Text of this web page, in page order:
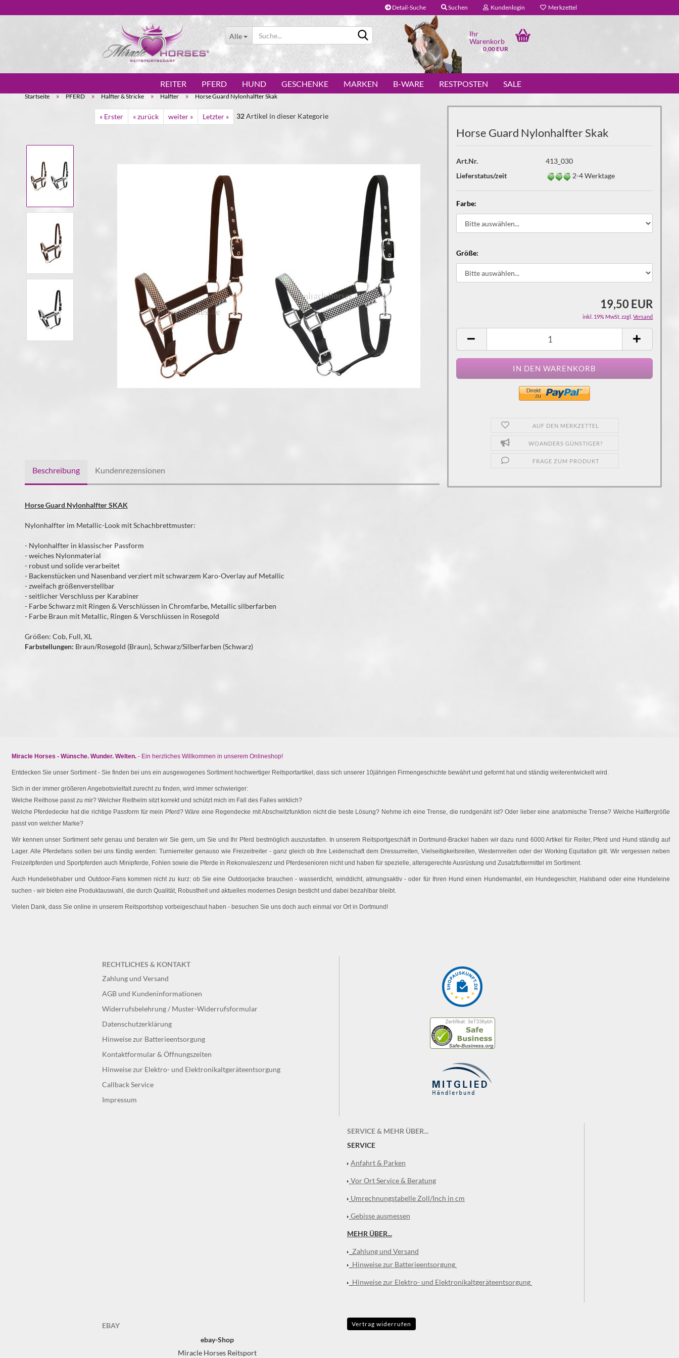
Detail-Suche Suchen Kundenlogin
Passwort vergessen?
Merkzettel
Alle
Ihr
Warenkorb
0,00 EUR
REITER PFERD HUND GESCHENKE MARKEN B-WARE RESTPOSTEN SALE
Startseite » PFERD » Halfter & Stricke » Halfter » Horse Guard Nylonhalfter Skak
« Erster « zurück weiter » Letzter » 32Artikel in dieser Kategorie
Horse Guard Nylonhalfter Skak
Art.Nr.
413_030
Lieferstatus/zeit
2-4 Werktage
Farbe:
Größe:
19,50 EUR
inkl. 19% MwSt. zzgl.Versand
AUF DEN MERKZETTEL
WOANDERS GÜNSTIGER?
FRAGE ZUM PRODUKT
Beschreibung Kundenrezensionen
Horse Guard Nylonhalfter SKAK
Nylonhalfter im Metallic-Look mit Schachbrettmuster:
- Nylonhalfter in klassischer Passform
- weiches Nylonmaterial
- robust und solide verarbeitet
- Backenstücken und Nasenband verziert mit schwarzem Karo-Overlay auf Metallic
- zweifach größenverstellbar
- seitlicher Verschluss per Karabiner
- Farbe Schwarz mit Ringen & Verschlüssen in Chromfarbe, Metallic silberfarben
- Farbe Braun mit Metallic, Ringen & Verschlüssen in Rosegold
Größen: Cob, Full, XL
Farbstellungen: Braun/Rosegold (Braun), Schwarz/Silberfarben (Schwarz)
Miracle Horses - Wünsche. Wunder. Welten. - Ein herzliches Willkommen in unserem Onlineshop!
Entdecken Sie unser Sortiment - Sie finden bei uns ein ausgewogenes Sortiment hochwertiger Reitsportartikel, dass sich unserer 10jährigen Firmengeschichte bewährt und geformt hat und ständig weiterentwickelt wird.
Sich in der immer größeren Angebotsvielfalt zurecht zu finden, wird immer schwieriger:
Welche Reithose passt zu mir? Welcher Reithelm sitzt korrekt und schützt mich im Fall des Falles wirklich?
Welche Pferdedecke hat die richtige Passform für mein Pferd? Wäre eine Regendecke mit Abschwitzfunktion nicht die beste Lösung? Nehme ich eine Trense, die rundgenäht ist? Oder lieber eine anatomische Trense? Welche Halftergröße
passt von welcher Marke?
Wir kennen unser Sortiment sehr genau und beraten wir Sie gern, um Sie und Ihr Pferd bestmöglich auszustatten. In unserem Reitsportgeschäft in Dortmund-Brackel haben wir dazu rund 6000 Artikel für Reiter, Pferd und Hund ständig auf
Lager. Alle Pferdefans sollen bei uns fündig werden: Turnierreiter genauso wie Freizeitreiter - ganz gleich ob Ihre Leidenschaft dem Dressurreiten, Vielseitigkeitsreiten, Westernreiten oder der Working Equitation gilt. Wir vergessen neben
Freizeitpferden und Sportpferden auch Minipferde, Fohlen sowie die Pferde in Rekonvaleszenz und Pferdesenioren nicht und haben für spezielle, altersgerechte Ausrüstung und Zusatzfuttermittel im Sortiment.
Auch Hundeliebhaber und Outdoor-Fans kommen nicht zu kurz: ob Sie eine Outdoorjacke brauchen - wasserdicht, winddicht, atmungsaktiv - oder für Ihren Hund einen Hundemantel, ein Hundegeschirr, Halsband oder eine Hundeleine
suchen - wir bieten eine Produktauswahl, die durch Qualität, Robustheit und aktuelles modernes Design besticht und dabei bezahlbar bleibt.
Vielen Dank, dass Sie online in unserem Reitsportshop vorbeigeschaut haben - besuchen Sie uns doch auch einmal vor Ort in Dortmund!
RECHTLICHES & KONTAKT
Zahlung und Versand
AGB und Kundeninformationen
Widerrufsbelehrung / Muster-Widerrufsformular
Datenschutzerklärung
Hinweise zur Batterieentsorgung
Kontaktformular & Öffnungszeiten
Hinweise zur Elektro- und Elektronikaltgeräteentsorgung
Callback Service
Impressum
SERVICE & MEHR ÜBER...
SERVICE
Anfahrt & Parken
Vor Ort Service & Beratung
Umrechnungstabelle Zoll/Inch in cm
Gebisse ausmessen
MEHR ÜBER...
Zahlung und Versand
Hinweise zur Batterieentsorgung
Hinweise zur Elektro- und Elektronikaltgeräteentsorgung
EBAY
ebay-Shop
Miracle Horses Reitsport
Vertrag widerrufen